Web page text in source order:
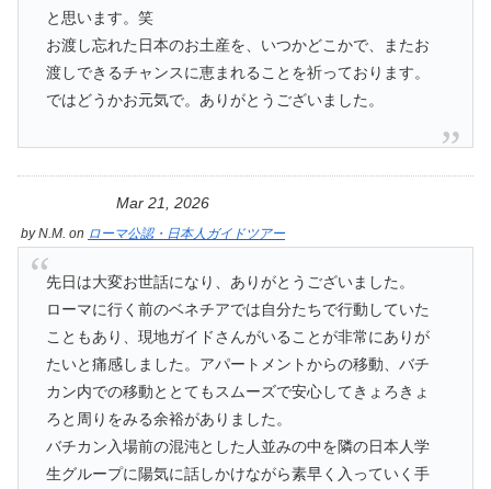
と思います。笑
お渡し忘れた日本のお土産を、いつかどこかで、またお
渡しできるチャンスに恵まれることを祈っております。
ではどうかお元気で。ありがとうございました。
Mar 21, 2026
byN.M. on ローマ公認・日本人ガイドツアー
先日は大変お世話になり、ありがとうございました。
ローマに行く前のベネチアでは自分たちで行動していた
こともあり、現地ガイドさんがいることが非常にありが
たいと痛感しました。アパートメントからの移動、バチ
カン内での移動ととてもスムーズで安心してきょろきょ
ろと周りをみる余裕がありました。
バチカン入場前の混沌とした人並みの中を隣の日本人学
生グループに陽気に話しかけながら素早く入っていく手